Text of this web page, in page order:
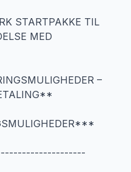
STARTPAKKE TIL
MED
–